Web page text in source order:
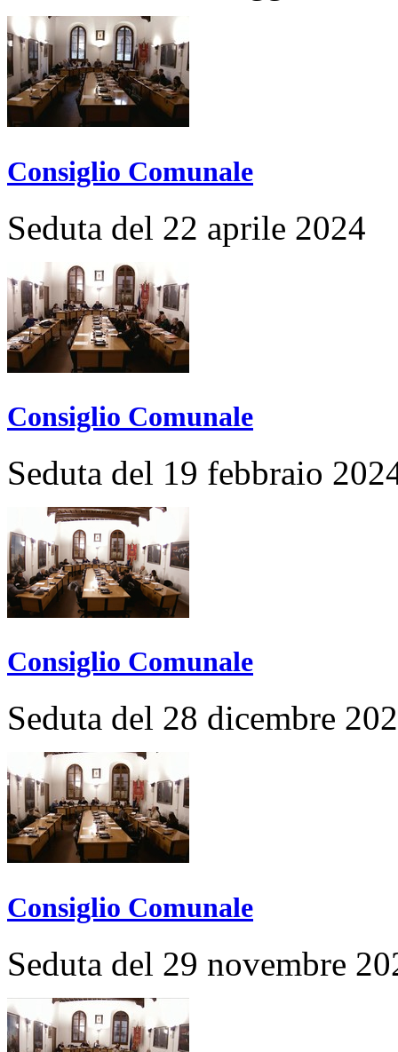
Consiglio Comunale
Seduta del 22 aprile 2024
Consiglio Comunale
Seduta del 19 febbraio
Consiglio Comunale
Seduta del 28 dicembre
Consiglio Comunale
Seduta del 29 novembre